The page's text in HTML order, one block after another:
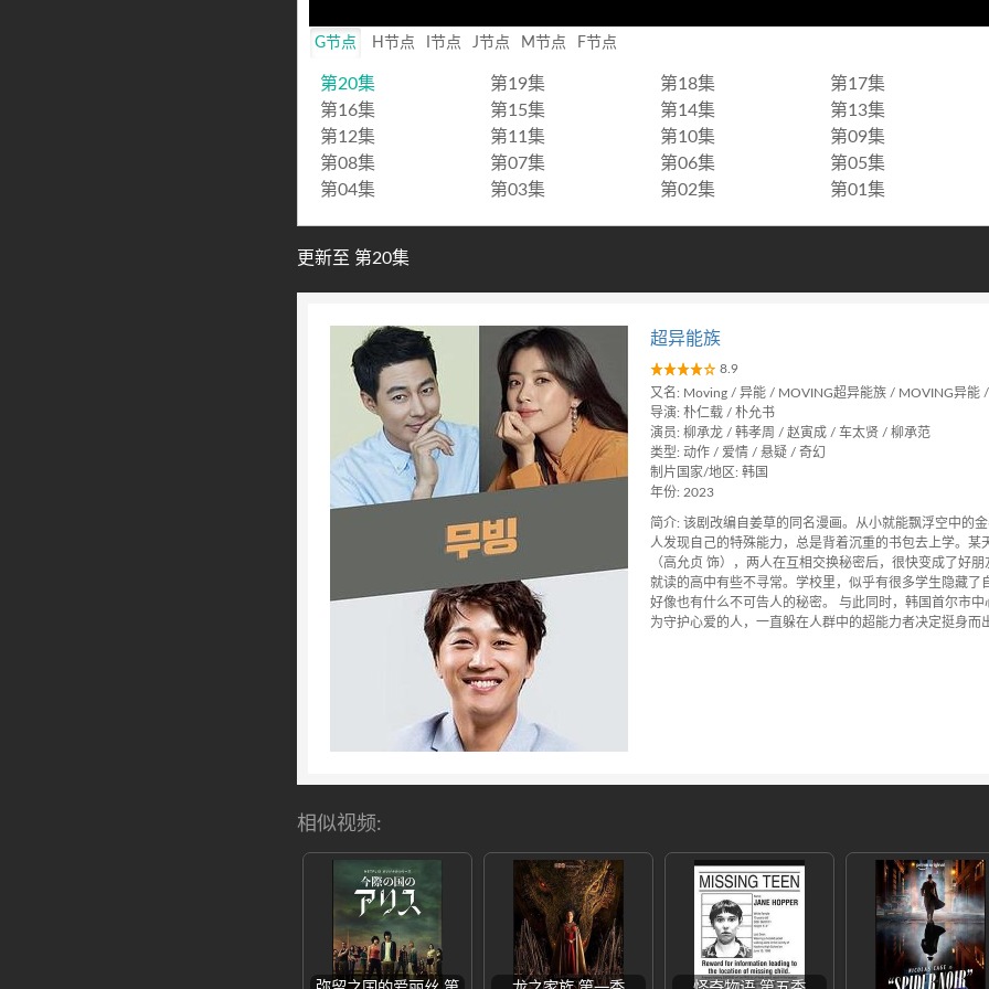
G节点 H节点 I节点 J节点 M节点 F节点
第20集 第19集 第18集
第17集
第16集
第15集 第14集
第13集
第12集
第11集 第10集
第09集
第08集
第07集 第06集
第05集
第04集
第03集 第02集 第01集
更新至 第20集
超异能族
8.9
又名: Moving / 异能 / MOVING超异能族 / MOVING异能
导演: 朴仁载 / 朴允书
演员: 柳承龙 / 韩孝周 / 赵寅成 / 车太贤 / 柳承范
类型: 动作 / 爱情 / 悬疑 / 奇幻
制片国家/地区: 韩国
年份: 2023
简介: 该剧改编自姜草的同名漫画。从小就能飘浮空中的
人发现自己的特殊能力，总是背着沉重的书包去上学。某
（高允贞 饰），两人在互相交换秘密后，很快变成了好
就读的高中有些不寻常。学校里，似乎有很多学生隐藏了
好像也有什么不可告人的秘密。 与此同时，韩国首尔市中
为守护心爱的人，一直躲在人群中的超能力者决定挺身而
相似视频: